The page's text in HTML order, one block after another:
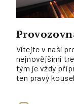
Vítejte v naší
nejnovějšími
tým je vždy
ten pravý